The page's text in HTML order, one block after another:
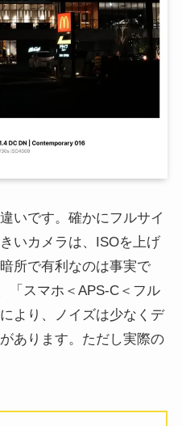
いです。確かにフルサイ
いカメラは、ISOを上げ
所で有利なのは事実で
「スマホ＜APS-C＜フル
より、ノイズは少なくデ
あります。ただし実際の